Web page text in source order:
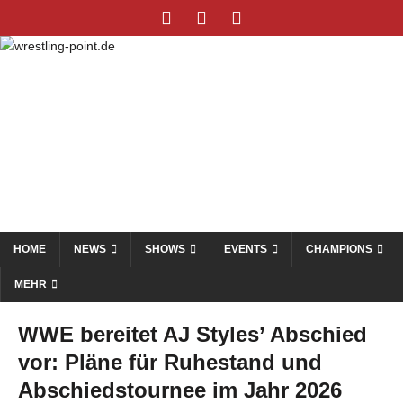
HOME NEWS SHOWS EVENTS CHAMPIONS
MEHR
WWE bereitet AJ Styles’ Abschied
vor: Pläne für Ruhestand und
Abschiedstournee im Jahr 2026